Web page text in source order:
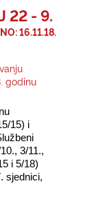
22 - 9.
16.11.18.
godinu
15) i
3/11.,
i 5/18)
sjednici,